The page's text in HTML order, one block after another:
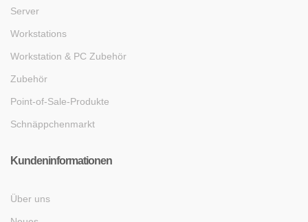
Server
Workstations
Workstation & PC Zubehör
Zubehör
Point-of-Sale-Produkte
Schnäppchenmarkt
Kundeninformationen
Über uns